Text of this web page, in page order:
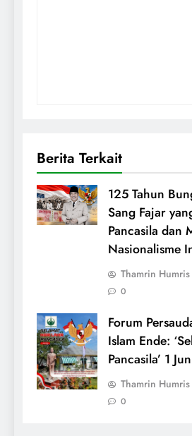
Berita Terkait
125 Tahun
Sang Fajar
Pancasila dan
Nasionalisme
Thamrin Humris
0
Forum
Islam Ende:
Pancasila’ 1
Thamrin Humris
0